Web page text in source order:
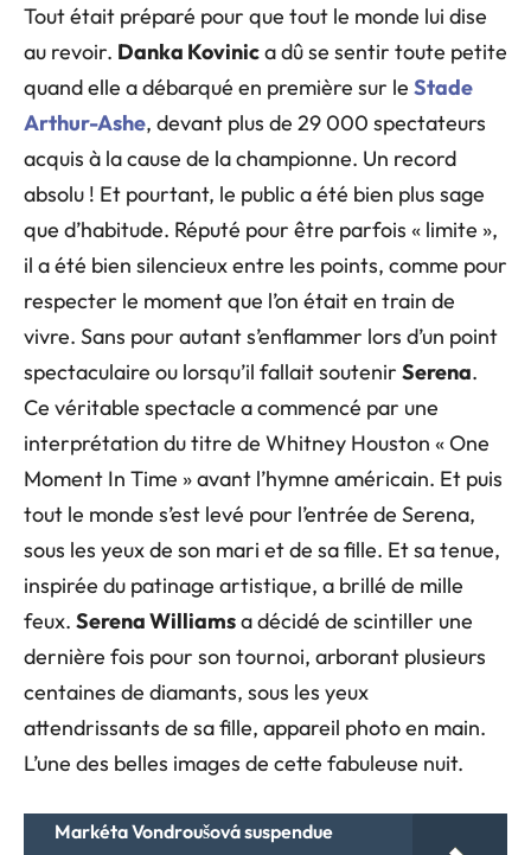
Tout était préparé pour que tout le monde lui dise
au revoir. Danka Kovinica dû se sentir toute petite
quand elle a débarqué en première sur le Stade
Arthur-Ashe, devant plus de 29 000 spectateurs
acquis à la cause de la championne. Un record
absolu ! Et pourtant, le public a été bien plus sage
que d’habitude. Réputé pour être parfois « limite »,
il a été bien silencieux entre les points, comme pour
respecter le moment que l’on était en train de
vivre. Sans pour autant s’enflammer lors d’un point
spectaculaire ou lorsqu’il fallait soutenir Serena.
Ce véritable spectacle a commencé par une
interprétation du titre de Whitney Houston « One
Moment In Time » avant l’hymne américain. Et puis
tout le monde s’est levé pour l’entrée de Serena,
sous les yeux de son mari et de sa fille. Et sa tenue,
inspirée du patinage artistique, a brillé de mille
feux. Serena Williamsa décidé de scintiller une
dernière fois pour son tournoi, arborant plusieurs
centaines de diamants, sous les yeux
attendrissants de sa fille, appareil photo en main.
L’une des belles images de cette fabuleuse nuit.
Markéta Vondroušová suspendue